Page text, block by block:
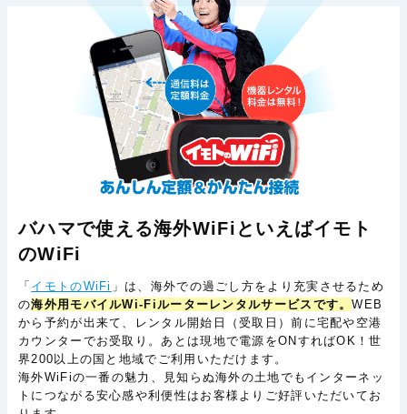
バハマで使える海外WiFiといえばイモト
のWiFi
「 イモトのWiFi 」は、海外での過ごし方をより充実させるため
の海外用モバイルWi-Fiルーターレンタルサービスです。WEB
から予約が出来て、レンタル開始日（受取日）前に宅配や空港
カウンターでお受取り。あとは現地で電源をONすればOK！世
界200以上の国と地域でご利用いただけます。
海外WiFiの一番の魅力、見知らぬ海外の土地でもインターネッ
トにつながる安心感や利便性はお客様よりご好評いただいてお